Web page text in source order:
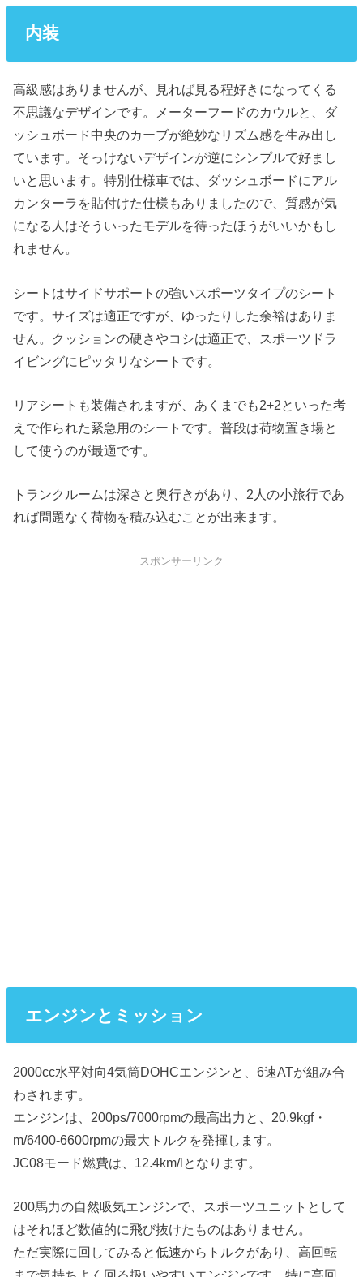
内装
高級感はありませんが、見れば見る程好きになってくる
不思議なデザインです。メーターフードのカウルと、ダ
ッシュボード中央のカーブが絶妙なリズム感を生み出し
ています。そっけないデザインが逆にシンプルで好まし
いと思います。特別仕様車では、ダッシュボードにアル
カンターラを貼付けた仕様もありましたので、質感が気
になる人はそういったモデルを待ったほうがいいかもし
れません。
シートはサイドサポートの強いスポーツタイプのシート
です。サイズは適正ですが、ゆったりした余裕はありま
せん。クッションの硬さやコシは適正で、スポーツドラ
イビングにピッタリなシートです。
リアシートも装備されますが、あくまでも2+2といった考
えで作られた緊急用のシートです。普段は荷物置き場と
して使うのが最適です。
トランクルームは深さと奥行きがあり、2人の小旅行であ
れば問題なく荷物を積み込むことが出来ます。
スポンサーリンク
エンジンとミッション
2000cc水平対向4気筒DOHCエンジンと、6速ATが組み合
わされます。
エンジンは、200ps/7000rpmの最高出力と、20.9kgf・
m/6400-6600rpmの最大トルクを発揮します。
JC08モード燃費は、12.4km/lとなります。
200馬力の自然吸気エンジンで、スポーツユニットとして
はそれほど数値的に飛び抜けたものはありません。
ただ実際に回してみると低速からトルクがあり、高回転